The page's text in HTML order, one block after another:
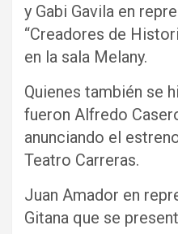
y Gabi Gavila en
“Creadores de
en la sala Melany.
Quienes también se
fueron Alfredo
anunciando el
Teatro Carreras.
Juan Amador en
Gitana que se